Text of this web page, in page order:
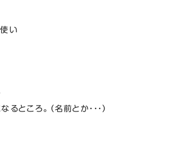
い
ところ。（名前とか・・・）